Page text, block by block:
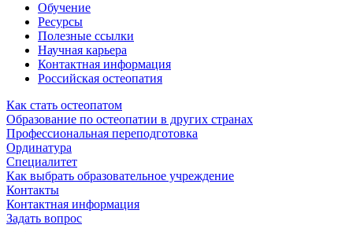
Обучение
Ресурсы
Полезные ссылки
Научная карьера
Контактная информация
Российская остеопатия
Как стать остеопатом
Образование по остеопатии в других странах
Профессиональная переподготовка
Ординатура
Специалитет
Как выбрать образовательное учреждение
Контакты
Контактная информация
Задать вопрос